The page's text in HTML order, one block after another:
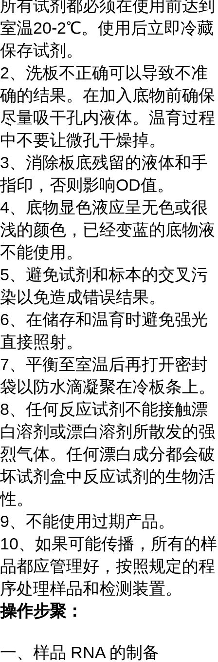
所有试剂都必须在使用前达到
室温20-2℃。使用后立即冷藏
保存试剂。
2、洗板不正确可以导致不准
确的结果。在加入底物前确保
尽量吸干孔内液体。温育过程
中不要让微孔干燥掉。
3、消除板底残留的液体和手
指印，否则影响OD值。
4、底物显色液应呈无色或很
浅的颜色，已经变蓝的底物液
不能使用。
5、避免试剂和标本的交叉污
染以免造成错误结果。
6、在储存和温育时避免强光
直接照射。
7、平衡至室温后再打开密封
袋以防水滴凝聚在冷板条上。
8、任何反应试剂不能接触漂
白溶剂或漂白溶剂所散发的强
烈气体。任何漂白成分都会破
坏试剂盒中反应试剂的生物活
性。
9、不能使用过期产品。
10、如果可能传播，所有的样
品都应管理好，按照规定的程
序处理样品和检测装置。
操作步聚：
一、样品 RNA 的制备